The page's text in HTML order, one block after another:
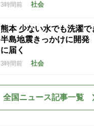
3時間前 社会
熊本 少ない水でも洗濯
半島地震きっかけに開
に届く
3時間前 社会
全国ニュース記事一覧